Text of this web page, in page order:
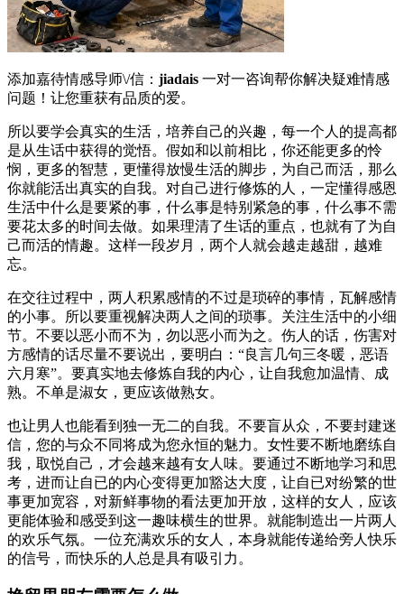
添加嘉待情感导师\/信： jiadais 一对一咨询帮你解决疑难情感
问题！让您重获有品质的爱。
所以要学会真实的生活，培养自己的兴趣，每一个人的提高都
是从生话中获得的觉悟。假如和以前相比，你还能更多的怜
悯，更多的智慧，更懂得放慢生活的脚步，为自己而活，那么
你就能活出真实的自我。对自己进行修炼的人，一定懂得感恩
生活中什么是要紧的事，什么事是特别紧急的事，什么事不需
要花太多的时间去做。如果理清了生话的重点，也就有了为自
己而活的情趣。这样一段岁月，两个人就会越走越甜，越难
忘。
在交往过程中，两人积累感情的不过是琐碎的事情，瓦解感情
的小事。所以要重视解决两人之间的琐事。关注生活中的小细
节。不要以恶小而不为，勿以恶小而为之。伤人的话，伤害对
方感情的话尽量不要说出，要明白：“良言几句三冬暖，恶语
六月寒”。要真实地去修炼自我的内心，让自我愈加温情、成
熟。不单是淑女，更应该做熟女。
也让男人也能看到独一无二的自我。不要盲从众，不要封建迷
信，您的与众不同将成为您永恒的魅力。女性要不断地磨练自
我，取悦自己，才会越来越有女人味。要通过不断地学习和思
考，进而让自已的内心变得更加豁达大度，让自已对纷繁的世
事更加宽容，对新鲜事物的看法更加开放，这样的女人，应该
更能体验和感受到这一趣味横生的世界。就能制造出一片两人
的欢乐气氛。一位充满欢乐的女人，本身就能传递给旁人快乐
的信号，而快乐的人总是具有吸引力。